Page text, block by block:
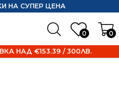
0 0
НА СУПЕР ЦЕНА
НАД €153.39 / 300ЛВ.